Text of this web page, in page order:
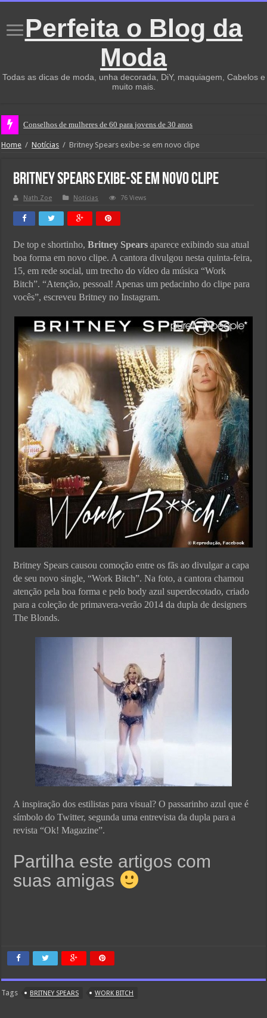
Perfeita o Blog da
Moda
Todas as dicas de moda, unha decorada, DiY, maquiagem, Cabelos e
muito mais.
Conselhos de mulheres de 60 para jovens de 30 anos
Home / Notícias / Britney Spears exibe-se em novo clipe
Britney Spears exibe-se em novo clipe
Nath Zoe Notícias 76 Views
De top e shortinho,Britney Spears aparece exibindo sua atual
boa forma em novo clipe. A cantora divulgou nesta quinta-feira,
15, em rede social, um trecho do vídeo da música “Work
Bitch”. “Atenção, pessoal! Apenas um pedacinho do clipe para
vocês”, escreveu Britney no Instagram.
Britney Spears causou comoção entre os fãs ao divulgar a capa
de seu novo single, “Work Bitch”. Na foto, a cantora chamou
atenção pela boa forma e pelo body azul superdecotado, criado
para a coleção de primavera-verão 2014 da dupla de designers
The Blonds.
A inspiração dos estilistas para visual? O passarinho azul que é
símbolo do Twitter, segunda uma entrevista da dupla para a
revista “Ok! Magazine”.
Partilha este artigos com
suas amigas
Tags BRITNEY SPEARS WORK BITCH